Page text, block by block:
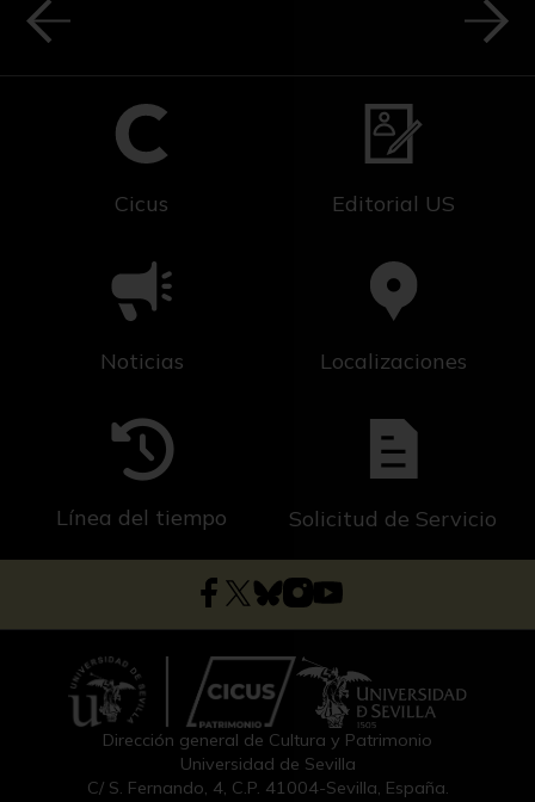
Cicus Editorial US
Noticias Localizaciones
Línea del tiempo Solicitud de Servicio
Dirección general de Cultura y Patrimonio
Universidad de Sevilla
C/ S. Fernando, 4, C.P. 41004-Sevilla, España.